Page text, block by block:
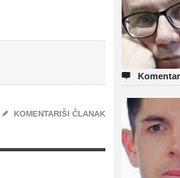
✎ KOMENTARIŠI ČLANAK
